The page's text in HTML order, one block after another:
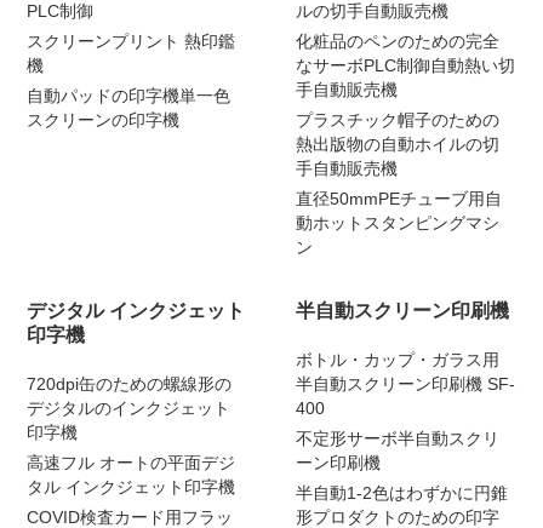
PLC制御
スクリーンプリント 熱印鑑
機
自動パッドの印字機単一色
スクリーンの印字機
ルの切手自動販売機
化粧品のペンのための完全
なサーボPLC制御自動熱い切
手自動販売機
プラスチック帽子のための
熱出版物の自動ホイルの切
手自動販売機
直径50mmPEチューブ用自
動ホットスタンピングマシ
ン
デジタル インクジェット
印字機
720dpi缶のための螺線形の
デジタルのインクジェット
印字機
高速フル オートの平面デジ
タル インクジェット印字機
COVID検査カード用フラッ
半自動スクリーン印刷機
ボトル・カップ・ガラス用
半自動スクリーン印刷機 SF-
400
不定形サーボ半自動スクリ
ーン印刷機
半自動1-2色はわずかに円錐
形プロダクトのための印字